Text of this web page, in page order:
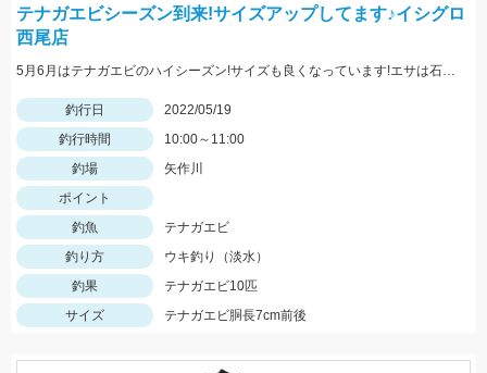
テナガエビシーズン到来!サイズアップしてます♪イシグロ
西尾店
5月6月はテナガエビのハイシーズン!サイズも良くなっています!エサは石ゴカイで、小さく切ると針掛かりアップします!
釣行日
2022/05/19
釣行時間
10:00～11:00
釣場
矢作川
ポイント
釣魚
テナガエビ
釣り方
ウキ釣り（淡水）
釣果
テナガエビ10匹
サイズ
テナガエビ胴長7cm前後